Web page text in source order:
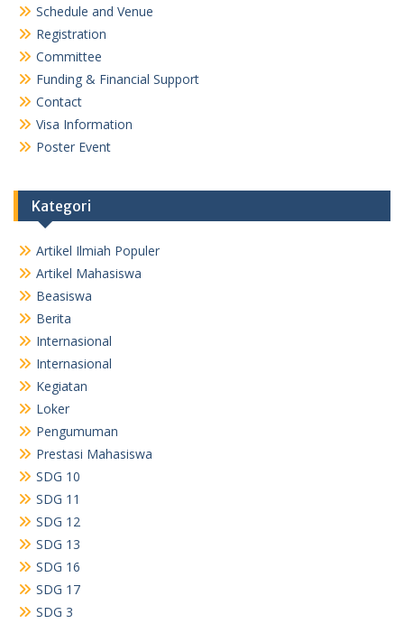
Schedule and Venue
Registration
Committee
Funding & Financial Support
Contact
Visa Information
Poster Event
Kategori
Artikel Ilmiah Populer
Artikel Mahasiswa
Beasiswa
Berita
Internasional
Internasional
Kegiatan
Loker
Pengumuman
Prestasi Mahasiswa
SDG 10
SDG 11
SDG 12
SDG 13
SDG 16
SDG 17
SDG 3